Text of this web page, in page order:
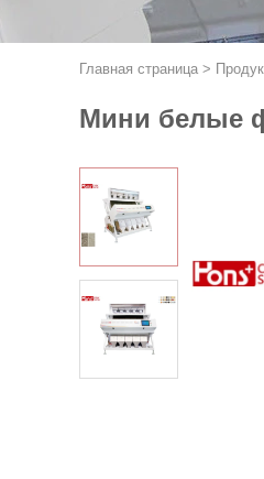
Главная страница >
Мини белые